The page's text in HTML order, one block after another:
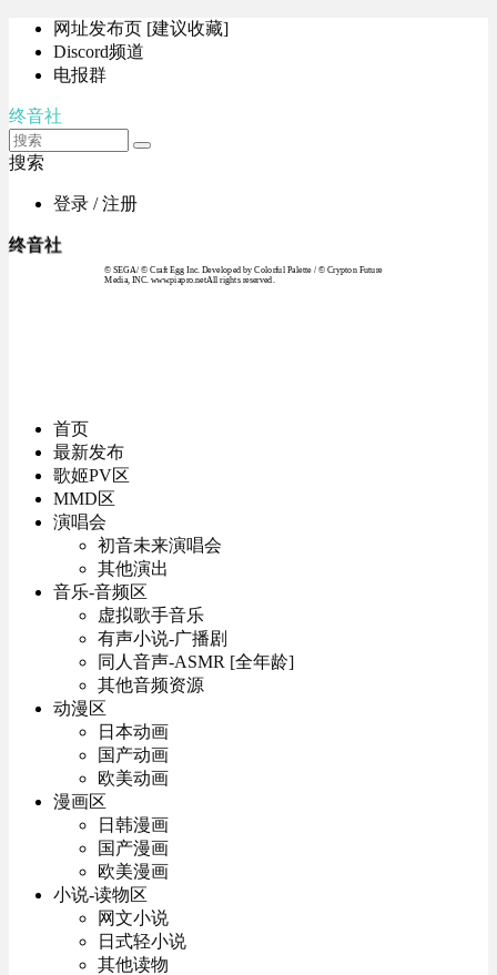
网址发布页 [建议收藏]
Discord频道
电报群
终音社
搜索
登录 / 注册
终音社
© SEGA / © Craft Egg Inc. Developed by Colorful Palette / © Crypton Future
Media, INC. www.piapro.netAll rights reserved.
首页
最新发布
歌姬PV区
MMD区
演唱会
初音未来演唱会
其他演出
音乐-音频区
虚拟歌手音乐
有声小说-广播剧
同人音声-ASMR [全年龄]
其他音频资源
动漫区
日本动画
国产动画
欧美动画
漫画区
日韩漫画
国产漫画
欧美漫画
小说-读物区
网文小说
日式轻小说
其他读物